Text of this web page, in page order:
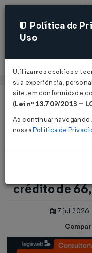
Página Inicial
Notícias
fiscais ...
Reforma
crédito de
7 jul 2026
Política de
Uso
Utilizamos cookies e
sua experiência,
site, em conformidade
(Lei nº 13.709/2018 –
Ao continuar
nossaPolítica de